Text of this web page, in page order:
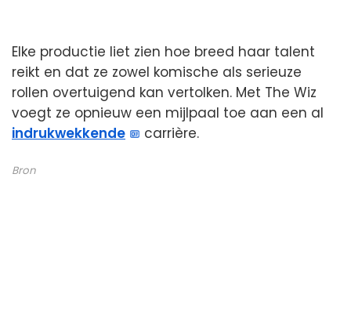
Elke productie liet zien hoe breed haar talent
reikt en dat ze zowel komische als serieuze
rollen overtuigend kan vertolken. Met The Wiz
voegt ze opnieuw een mijlpaal toe aan een al
indrukwekkende
carrière.
Bron